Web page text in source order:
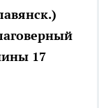
17